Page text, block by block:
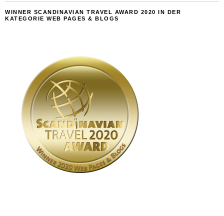
WINNER SCANDINAVIAN TRAVEL AWARD 2020 IN DER
KATEGORIE WEB PAGES & BLOGS